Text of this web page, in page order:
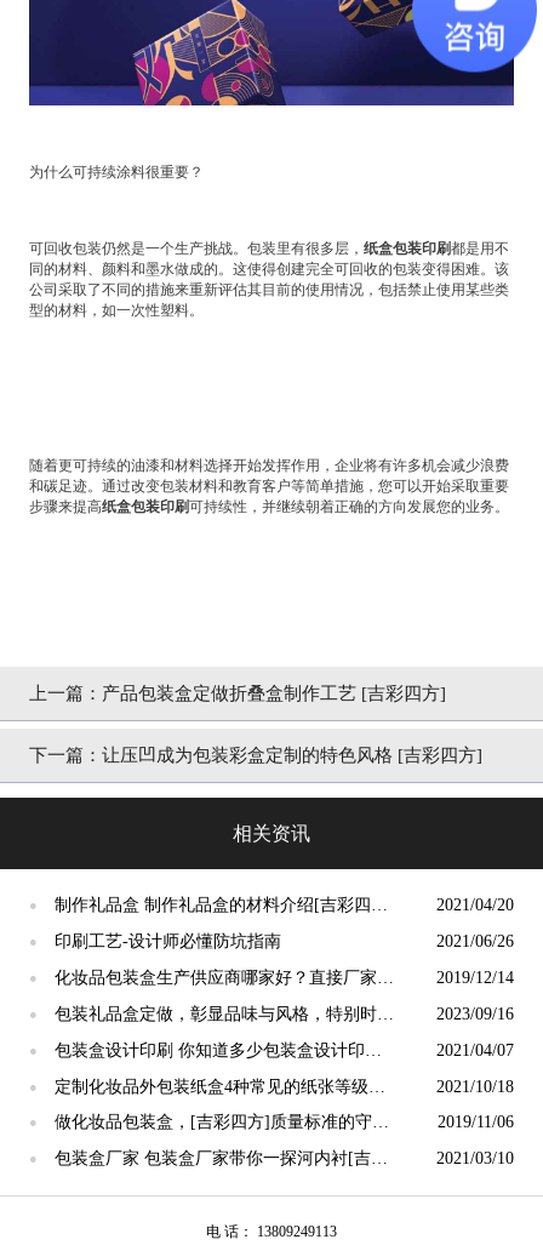
为什么可持续涂料很重要？
可回收包装仍然是一个生产挑战。包装里有很多层， 纸盒包装印刷都是用不
同的材料、颜料和墨水做成的。这使得创建完全可回收的包装变得困难。该
公司采取了不同的措施来重新评估其目前的使用情况，包括禁止使用某些类
型的材料，如一次性塑料。
随着更可持续的油漆和材料选择开始发挥作用，企业将有许多机会减少浪费
和碳足迹。通过改变包装材料和教育客户等简单措施，您可以开始采取重要
步骤来提高纸盒包装印刷可持续性，并继续朝着正确的方向发展您的业务。
上一篇： 产品包装盒定做折叠盒制作工艺 [吉彩四方]
下一篇： 让压凹成为包装彩盒定制的特色风格 [吉彩四方]
相关资讯
●
制作礼品盒 制作礼品盒的材料介绍[吉彩四方]
用心做好每一个包装
2021/04/20
● 印刷工艺-设计师必懂防坑指南 2021/06/26
●
化妆品包装盒生产供应商哪家好？直接厂家货
期质量的保证[吉彩四方]
2019/12/14
●
包装礼品盒定做，彰显品味与风格，特别时刻
必备！[吉彩四方]
2023/09/16
●
包装盒设计印刷 你知道多少包装盒设计印刷
的要领[吉彩四方]简述
2021/04/07
●
定制化妆品外包装纸盒4种常见的纸张等级类
型 [吉彩四方]
2021/10/18
●
做化妆品包装盒，[吉彩四方]质量标准的守门
员
2019/11/06
●
包装盒厂家 包装盒厂家带你一探河内衬[吉彩
四方]一站式设计印刷包装
2021/03/10
电 话： 13809249113